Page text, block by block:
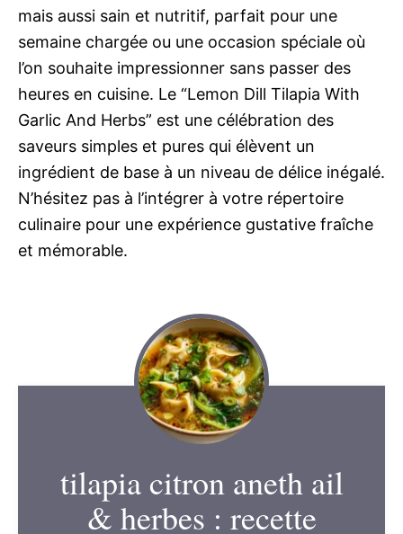
mais aussi sain et nutritif, parfait pour une
semaine chargée ou une occasion spéciale où
l’on souhaite impressionner sans passer des
heures en cuisine. Le “Lemon Dill Tilapia With
Garlic And Herbs” est une célébration des
saveurs simples et pures qui élèvent un
ingrédient de base à un niveau de délice inégalé.
N’hésitez pas à l’intégrer à votre répertoire
culinaire pour une expérience gustative fraîche
et mémorable.
tilapia citron aneth ail
& herbes : recette